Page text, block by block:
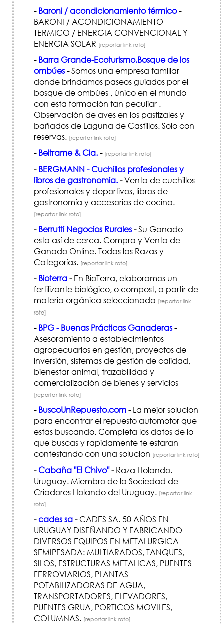
- Baroni / acondicionamiento térmico-
BARONI / ACONDICIONAMIENTO
TERMICO / ENERGIA CONVENCIONAL Y
ENERGIA SOLAR [reportar link roto]
- Barra Grande-Ecoturismo.Bosque de los
ombúes-Somos una empresa familiar
donde brindamos paseos guiados por el
bosque de ombúes , único en el mundo
con esta formación tan peculiar .
Observación de aves en los pastizales y
bañados de Laguna de Castillos. Solo con
reservas. [reportar link roto]
- Beltrame & Cia.- [reportar link roto]
- BERGMANN - Cuchillos profesionales y
libros de gastronomia.-Venta de cuchillos
profesionales y deportivos, libros de
gastronomía y accesorios de cocina.
[reportar link roto]
- Berrutti Negocios Rurales-Su Ganado
esta así de cerca. Compra y Venta de
Ganado Online. Todas las Razas y
Categorías. [reportar link roto]
- Bioterra-En BioTerra, elaboramos un
fertilizante biológico, o compost, a partir de
materia orgánica seleccionada [reportar link
roto]
- BPG - Buenas Prácticas Ganaderas-
Asesoramiento a establecimientos
agropecuarios en gestión, proyectos de
inversión, sistemas de gestión de calidad,
bienestar animal, trazabilidad y
comercialización de bienes y servicios
[reportar link roto]
- BuscoUnRepuesto.com-La mejor solucion
para encontrar el repuesto automotor que
estas buscando. Completa los datos de lo
que buscas y rapidamente te estaran
contestando con una solucion [reportar link roto]
-Cabaña "El Chivo"-Raza Holando.
Uruguay. Miembro de la Sociedad de
Criadores Holando del Uruguay. [reportar link
roto]
-cades sa-CADES SA. 50 AÑOS EN
URUGUAY DISEÑANDO Y FABRICANDO
DIVERSOS EQUIPOS EN METALURGICA
SEMIPESADA: MULTIARADOS, TANQUES,
SILOS, ESTRUCTURAS METALICAS, PUENTES
FERROVIARIOS, PLANTAS
POTABILIZADORAS DE AGUA,
TRANSPORTADORES, ELEVADORES,
PUENTES GRUA, PORTICOS MOVILES,
COLUMNAS. [reportar link roto]